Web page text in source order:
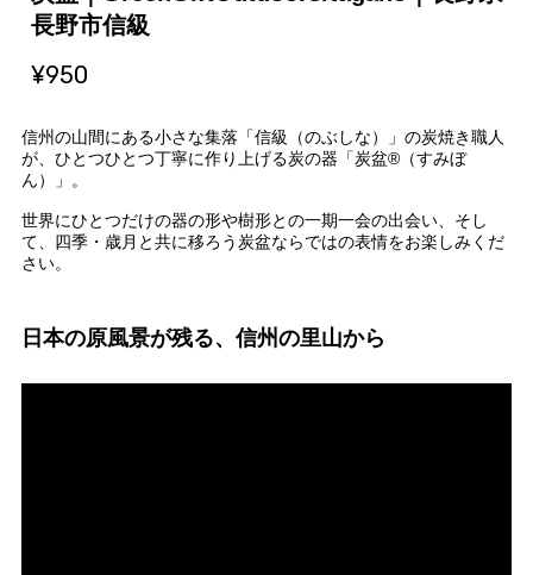
長野市信級
¥950
信州の山間にある小さな集落「信級（のぶしな）」の炭焼き職人
が、ひとつひとつ丁寧に作り上げる炭の器「炭盆®（すみぼ
ん）」。
世界にひとつだけの器の形や樹形との一期一会の出会い、そし
て、四季・歳月と共に移ろう炭盆ならではの表情をお楽しみくだ
さい。
日本の原風景が残る、信州の里山から